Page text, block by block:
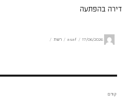
דירה בהפתעה
מחבר asafפורסם17/06/2026 קטגוריות
רשת
קודם